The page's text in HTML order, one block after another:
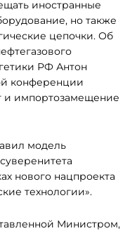
иностранные
но также
цепочки. Об
РФ Антон
конференции
и импортозамещение
модель
нового нацпроекта
технологии».
Министром,